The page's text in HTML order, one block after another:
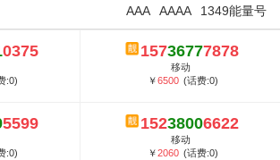
餐资费...
餐资费...
吗？与国际相比很低会...
流程官方选号平台...
1349能量号
AAAA
AAA
0375
:0)
15736777878
移动
￥6500 (话费:0)
5599
:0)
15238006622
移动
￥2060 (话费:0)